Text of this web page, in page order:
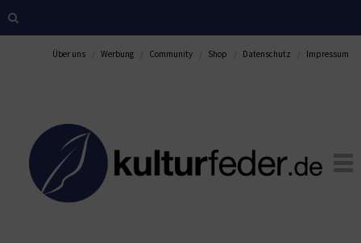
Über uns Werbung Community Shop Datenschutz Impressum